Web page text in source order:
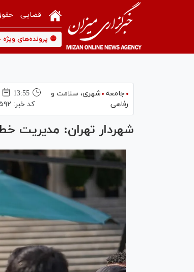
قضایی
🟡 پرونده‌های ویژه
جامعه شهری،‌ سلامت و
رفاهی
13:55
کد خبر:
شهردار تهران: مدیریت